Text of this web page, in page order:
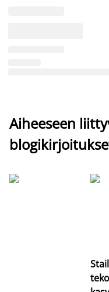
Aiheeseen